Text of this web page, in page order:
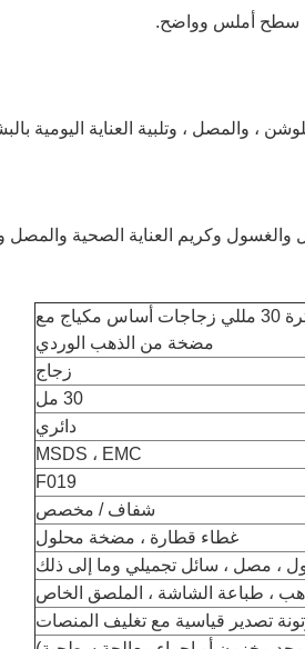
، سطح أملس وواضح.
، والمصل ، وتلبية العناية اليومية
وكريم العناية الصحية والمصل
زجاجات مستحضرات التجميل الزجاجية الفاترة 30 مللي زجاجات أساس مكياج مع
مضخة من الذهب الوردي
زجاج
30 مل
دائري
MSDS ، EMC
F019
شفاف / مخصص
غطاء قطارة ، مضخة محلول
، مصل ، سائل تجميلي وما إلى ذلك
، طباعة الشاشة ، الملصق الخاص
تصدير قياسية مع تغليف المنصات